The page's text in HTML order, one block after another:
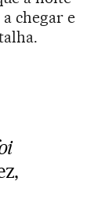
chegar e